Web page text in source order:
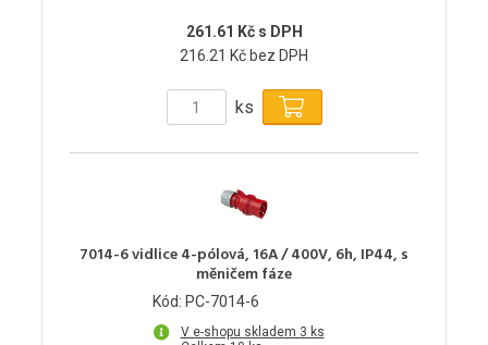
261.61 Kč s DPH
216.21 Kč bez DPH
ks
7014-6 vidlice 4-pólová, 16A / 400V, 6h, IP44, s
měničem fáze
Kód: PC-7014-6
V e-shopu skladem 3 ks